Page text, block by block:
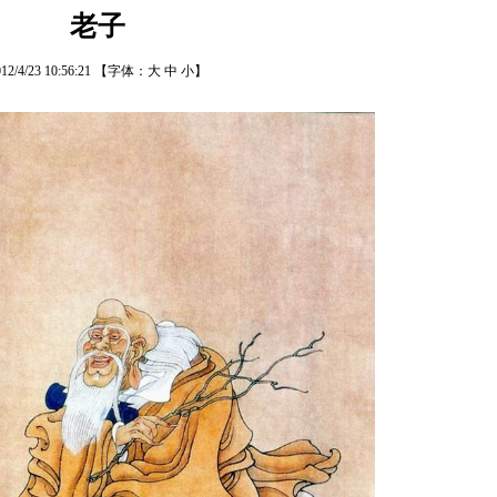
老子
4/23 10:56:21 【字体： 大 中 小】